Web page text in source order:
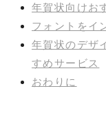
年賀状向けお
フォントをイ
年賀状のデザ
すめサービス
おわりに